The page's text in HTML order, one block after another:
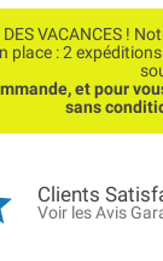
DES VACANCES !
place : 2
et pour
sans
Clients
Voir les Avis